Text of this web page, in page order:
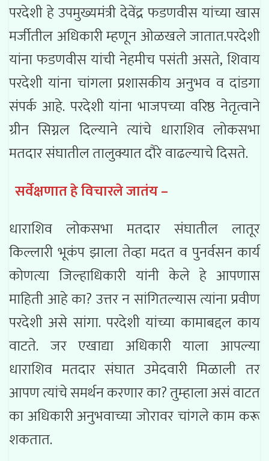
परदेशी हे उपमुख्यमंत्री देवेंद्र फडणवीस यांच्या खास
मर्जीतील अधिकारी म्हणून ओळखले जातात.परदेशी
यांना फडणवीस यांची नेहमीच पसंती असते, शिवाय
परदेशी यांना चांगला प्रशासकीय अनुभव व दांडगा
संपर्क आहे. परदेशी यांना भाजपच्या वरिष्ठ नेतृत्वाने
ग्रीन सिग्नल दिल्याने त्यांचे धाराशिव लोकसभा
मतदार संघातील तालुक्यात दौरे वाढल्याचे दिसते.
सर्वेक्षणात हे विचारले जातंय –
धाराशिव लोकसभा मतदार संघातील लातूर
किल्लारी भूकंप झाला तेव्हा मदत व पुनर्वसन कार्य
कोणत्या जिल्हाधिकारी यांनी केले हे आपणास
माहिती आहे का? उत्तर न सांगितल्यास त्यांना प्रवीण
परदेशी असे सांगा. परदेशी यांच्या कामाबद्दल काय
वाटते. जर एखाद्या अधिकारी याला आपल्या
धाराशिव मतदार संघात उमेदवारी मिळाली तर
आपण त्यांचे समर्थन करणार का? तुम्हाला असं वाटत
का अधिकारी अनुभवाच्या जोरावर चांगले काम करू
शकतात.